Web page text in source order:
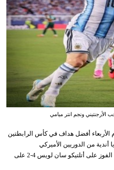
الأرجنتيني ونجم انتر ميامي
الأربعاء أفضل هداف في كأس الرابطتين
أندية من الدوريين الأميركي
والمكسيكي، بعدما قاد إنتر ميامي إلى الفوز على أتلتيكو سان لويس 4-2 على